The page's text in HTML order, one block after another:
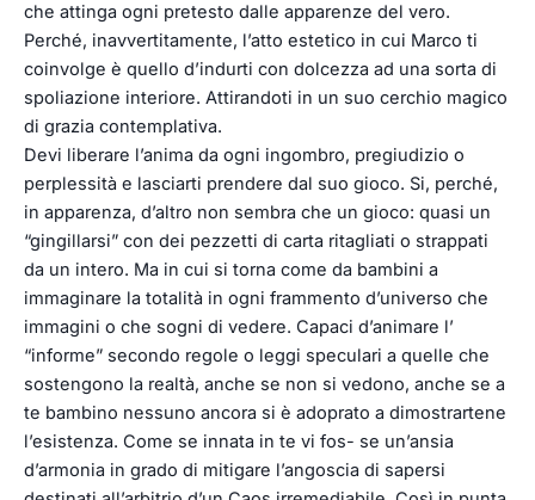
che attinga ogni pretesto dalle apparenze del vero.
Perché, inavvertitamente, l’atto estetico in cui Marco ti
coinvolge è quello d’indurti con dolcezza ad una sorta di
spoliazione interiore. Attirandoti in un suo cerchio magico
di grazia contemplativa.
Devi liberare l’anima da ogni ingombro, pregiudizio o
perplessità e lasciarti prendere dal suo gioco. Si, perché,
in apparenza, d’altro non sembra che un gioco: quasi un
“gingillarsi” con dei pezzetti di carta ritagliati o strappati
da un intero. Ma in cui si torna come da bambini a
immaginare la totalità in ogni frammento d’universo che
immagini o che sogni di vedere. Capaci d’animare l’
“informe” secondo regole o leggi speculari a quelle che
sostengono la realtà, anche se non si vedono, anche se a
te bambino nessuno ancora si è adoprato a dimostrartene
l’esistenza. Come se innata in te vi fos- se un’ansia
d’armonia in grado di mitigare l’angoscia di sapersi